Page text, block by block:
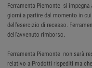
Ferramenta Piemonte si
giorni a partire dal momento in
dell'esercizio di recesso.
dell'avvenuto rimborso.
Ferramenta Piemonte non sarà
relativo a Prodotti rispediti ma